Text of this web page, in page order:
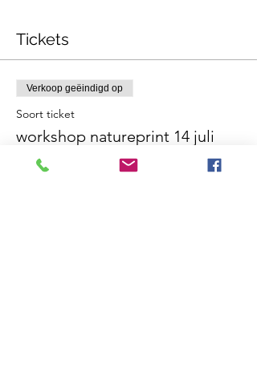
Tickets
Verkoop geëindigd op
Soort ticket
workshop natureprint 14 juli
Meer info